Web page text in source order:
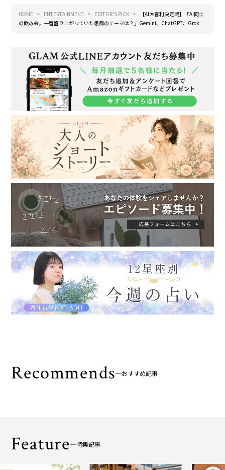
HOME ENTERTAINMENT EDITOR'S PICK
【AI大喜利決定戦】「AI同士
の飲み会。一番盛り上がっていた愚痴のテーマは？」Gemini、ChatGPT、Grok
Recommends おすすめ記事
Feature 特集記事